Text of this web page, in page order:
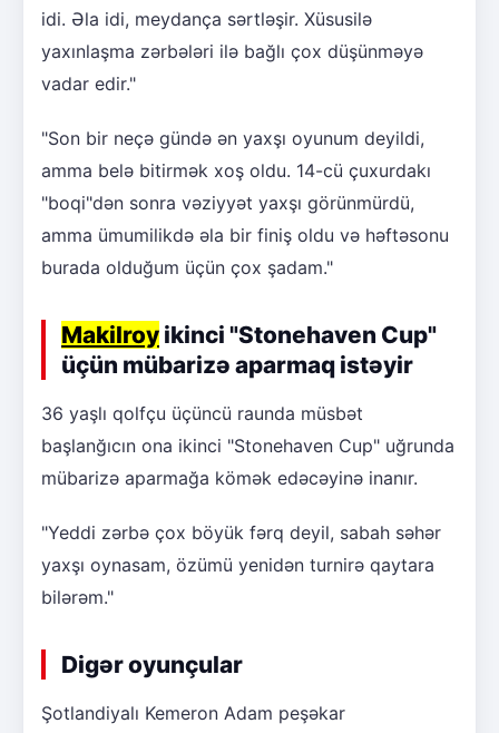
idi. Əla idi, meydança sərtləşir. Xüsusilə
yaxınlaşma zərbələri ilə bağlı çox düşünməyə
vadar edir."
"Son bir neçə gündə ən yaxşı oyunum deyildi,
amma belə bitirmək xoş oldu. 14-cü çuxurdakı
"boqi"dən sonra vəziyyət yaxşı görünmürdü,
amma ümumilikdə əla bir finiş oldu və həftəsonu
burada olduğum üçün çox şadam."
Makilroy ikinci "Stonehaven Cup"
üçün mübarizə aparmaq istəyir
36 yaşlı qolfçu üçüncü raunda müsbət
başlanğıcın ona ikinci "Stonehaven Cup" uğrunda
mübarizə aparmağa kömək edəcəyinə inanır.
"Yeddi zərbə çox böyük fərq deyil, sabah səhər
yaxşı oynasam, özümü yenidən turnirə qaytara
bilərəm."
Digər oyunçular
Şotlandiyalı Kemeron Adam peşəkar